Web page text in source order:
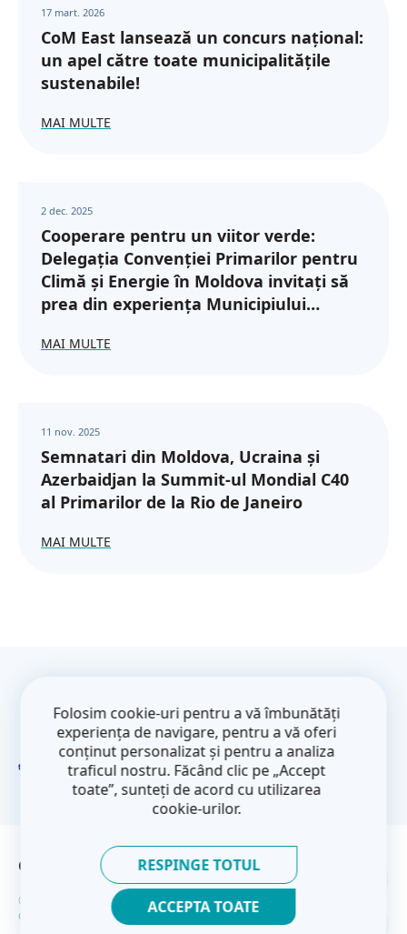
17 mart. 2026
CoM East lansează un concurs național:
un apel către toate municipalitățile
sustenabile!
MAI MULTE
2 dec. 2025
Cooperare pentru un viitor verde:
Delegația Convenției Primarilor pentru
Climă și Energie în Moldova invitați să
prea din experiența Municipiului
MAI MULTE
11 nov. 2025
Semnatari din Moldova, Ucraina și
Azerbaidjan la Summit-ul Mondial C40
al Primarilor de la Rio de Janeiro
MAI MULTE
Folosim cookie-uri pentru a vă îmbunătăți
experiența de navigare, pentru a vă oferi
conținut personalizat și pentru a analiza
traficul nostru. Făcând clic pe „Accept
toate”, sunteți de acord cu utilizarea
cookie-urilor.
RESPINGE TOTUL
ACCEPTA TOATE
întreținut cu sprijinul financiar al Uniunii
Europene. Conținutul său este
responsabilitatea exclusivă a proiectului
CoM East și nu reflectă neapărat punctele
de vedere ale Uniunii Europene.
Contacte Politica Privind Confidențialitatea
© Convenția primarilor - Parteneriatul estic 2026. Toate
drepturile rezervate.